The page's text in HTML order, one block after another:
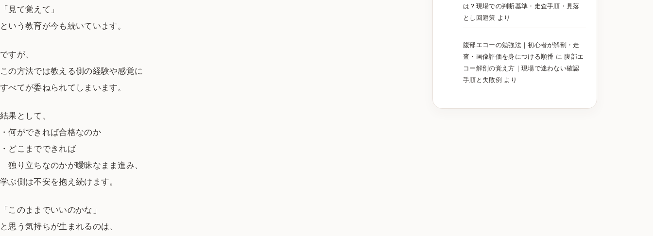
「見て覚えて」
という教育が今も続いています。
ですが、
この方法では教える側の経験や感覚に
すべてが委ねられてしまいます。
結果として、
・何ができれば合格なのか
・どこまでできれば
独り立ちなのかが曖昧なまま進み、
学ぶ側は不安を抱え続けます。
「このままでいいのかな」
と思う気持ちが生まれるのは、
は？現場での判断基準・走査手順・見落
とし回避策 より
腹部エコーの勉強法｜初心者が解剖・走
査・画像評価を身につける順番 に 腹部エ
コー解剖の覚え方｜現場で迷わない確認
手順と失敗例 より